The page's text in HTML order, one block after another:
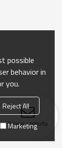
Enviar consulta
possible
behavior in
you.
Reject All
Marketing